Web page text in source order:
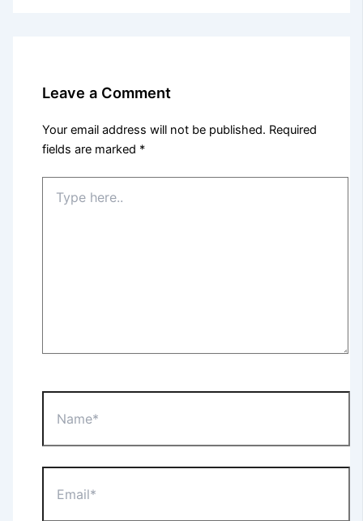
Leave a Comment
Your email address will not be published. Required
fields are marked *
here..